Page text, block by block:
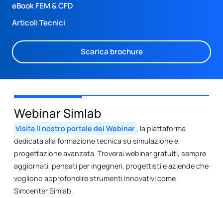
eBook FEM & CFD
Articoli Tecnici
Scarica brochure
Webinar Simlab
Visita il nostro portale dei Webinar, la piattaforma
dedicata alla formazione tecnica su simulazione e
progettazione avanzata. Troverai webinar gratuiti, sempre
aggiornati, pensati per ingegneri, progettisti e aziende che
vogliono approfondire strumenti innovativi come
Simcenter Simlab.